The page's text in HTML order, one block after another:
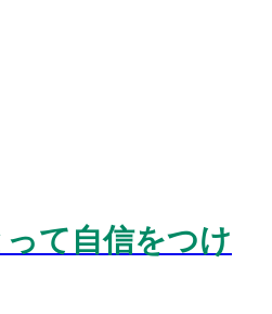
って自信をつけ